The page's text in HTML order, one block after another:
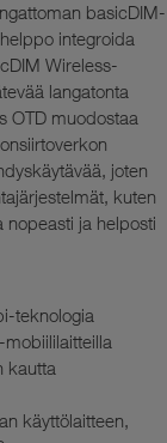
basicDIM-
integroida
Wireless-
langatonta
OTD muodostaa
joten
kuten
nopeasti ja helposti
teknologia
kautta
käyttölaitteen,